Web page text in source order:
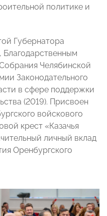
политике и
Губернатора
Благодарственным
Челябинской
Законодательного
в сфере поддержки
(2019). Присвоен
войскового
крест «Казачья
личный вклад
Оренбургского